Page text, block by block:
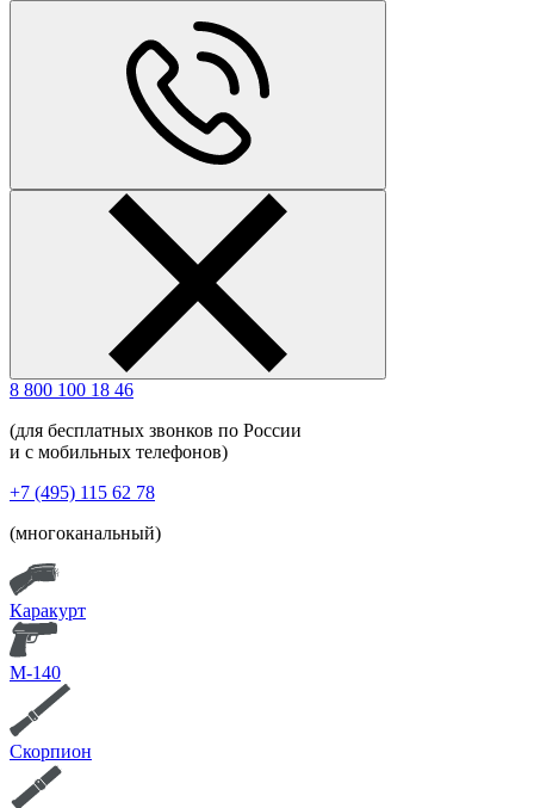
8 800 100 18 46
(для бесплатных звонков по России
и с мобильных телефонов)
+7 (495) 115 62 78
(многоканальный)
Каракурт
М-140
Скорпион